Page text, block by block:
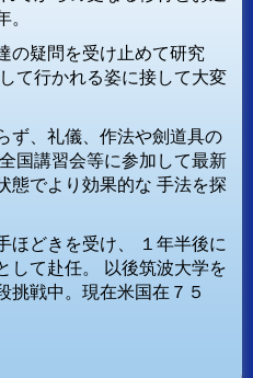
。
の疑問を受け止めて研究
て行かれる姿に接して大変
ず、礼儀、作法や劍道具の
国講習会等に参加して最新
態でより効果的な 手法を探
ほどきを受け、
１年半後に
して赴任。
以後筑波大学を
挑戦中。現在米国在７５